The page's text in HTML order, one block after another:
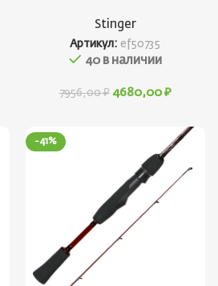
Stinger
Артикул:ef50735
40 в наличии
7956,00₽ 4680,00 ₽
-41%